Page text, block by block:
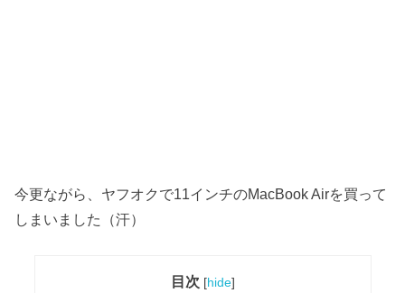
今更ながら、ヤフオクで11インチのMacBook Airを買って
しまいました（汗）
目次 [hide]